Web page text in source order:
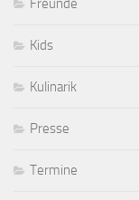
Freunde
Kids
Kulinarik
Presse
Termine